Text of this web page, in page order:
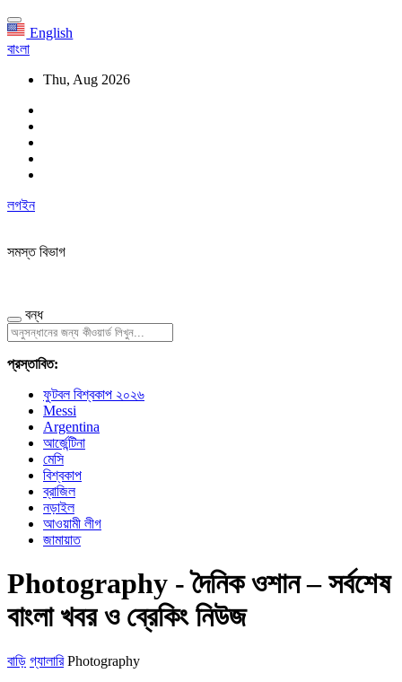
English
বাংলা
Thu, Aug 2026
লগইন
সমস্ত বিভাগ
বন্ধ
প্রস্তাবিত:
ফুটবল বিশ্বকাপ ২০২৬
Messi
Argentina
আর্জেন্টিনা
মেসি
বিশ্বকাপ
ব্রাজিল
নড়াইল
আওয়ামী লীগ
জামায়াত
Photography - দৈনিক ওশান – সর্বশেষ
বাংলা খবর ও ব্রেকিং নিউজ
বাড়ি গ্যালারিPhotography